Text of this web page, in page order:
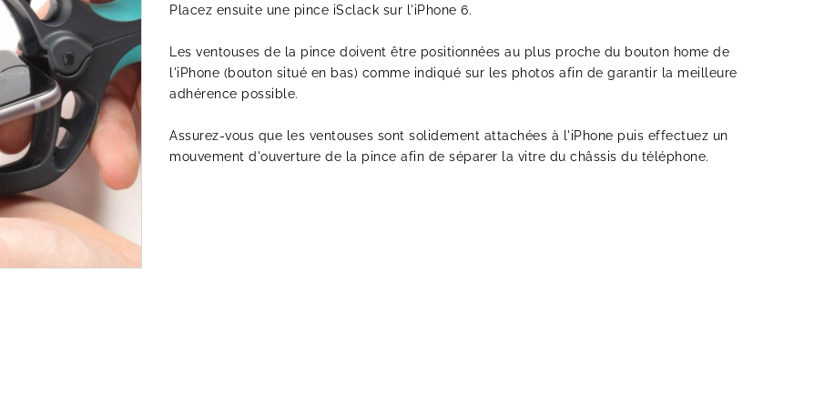
Placez ensuite une pince iSclack sur l'iPhone 6.
Les ventouses de la pince doivent être positionnées au plus proche du bouton home de
l'iPhone (bouton situé en bas) comme indiqué sur les photos afin de garantir la meilleure
adhérence possible.
Assurez-vous que les ventouses sont solidement attachées à l'iPhone puis effectuez un
mouvement d'ouverture de la pince afin de séparer la vitre du châssis du téléphone.